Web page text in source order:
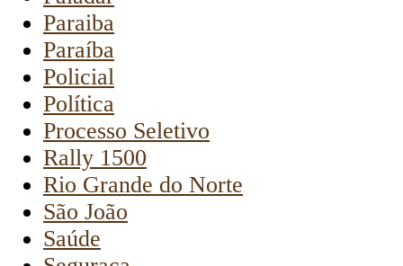
Paraiba
Paraíba
Policial
Política
Processo Seletivo
Rally 1500
Rio Grande do Norte
São João
Saúde